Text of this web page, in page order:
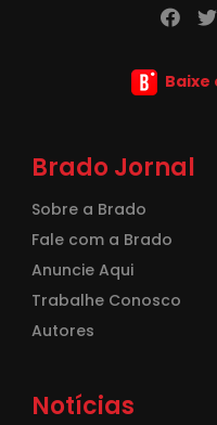
Baixe
Brado Jornal
Sobre a Brado
Fale com a Brado
Anuncie Aqui
Trabalhe Conosco
Autores
Notícias